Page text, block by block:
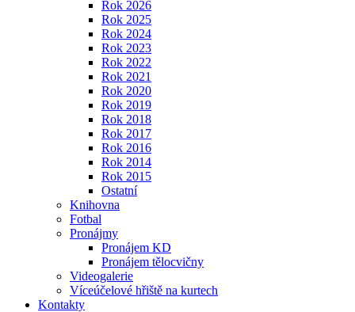
Rok 2026
Rok 2025
Rok 2024
Rok 2023
Rok 2022
Rok 2021
Rok 2020
Rok 2019
Rok 2018
Rok 2017
Rok 2016
Rok 2014
Rok 2015
Ostatní
Knihovna
Fotbal
Pronájmy
Pronájem KD
Pronájem tělocvičny
Videogalerie
Víceúčelové hřiště na kurtech
Kontakty